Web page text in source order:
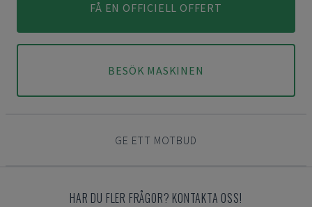
FÅ EN OFFICIELL OFFERT
BESÖK MASKINEN
GE ETT MOTBUD
HAR DU FLER FRÅGOR? KONTAKTA OSS!